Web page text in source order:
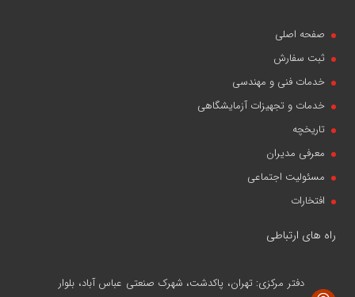
صفحه اصلی
ثبت سفارش
خدمات فنی و مهندسی
خدمات و تجهیزات آزمایشگاهی
تاریخچه
معرفی مدیران
مسئولیت اجتماعی
افتخارات
راه های ارتباطی
دفتر مرکزی: تهران، پاکدشت، شهرک صنعتی عباس آباد، بلوار